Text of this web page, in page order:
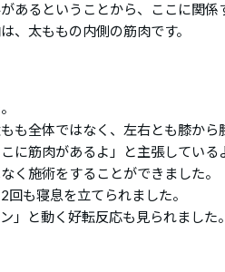
あるということから、ここに関係
、太ももの内側の筋肉です。
も全体ではなく、左右とも膝から
に筋肉があるよ」と主張してい
く施術をすることができました。
も寝息を立てられました。
」と動く好転反応も見られました。